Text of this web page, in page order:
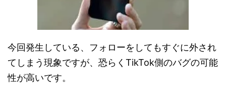
今回発生している、フォローをしてもすぐに外され
てしまう現象ですが、恐らくTikTok側のバグの可能
性が高いです。